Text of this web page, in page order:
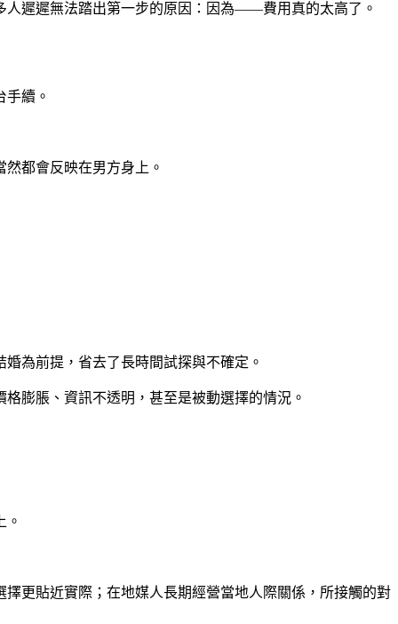
人遲遲無法踏出第一步的原因：因為——費用真的太高了。
續。
都會反映在男方身上。
為前提，省去了長時間試探與不確定。
膨脹、資訊不透明，甚至是被動選擇的情況。
。
更貼近實際；在地媒人長期經營當地人際關係，所接觸的對